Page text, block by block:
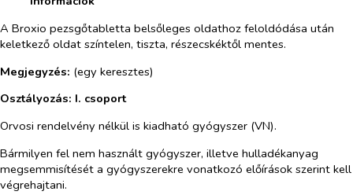
A Broxio pezsgőtabletta belsőleges oldathoz feloldódása után
keletkező oldat színtelen, tiszta, részecskéktől mentes.
Megjegyzés: (egy keresztes)
Osztályozás: I. csoport
Orvosi rendelvény nélkül is kiadható gyógyszer (VN).
Bármilyen fel nem használt gyógyszer, illetve hulladékanyag
megsemmisítését a gyógyszerekre vonatkozó előírások szerint kell
végrehajtani.